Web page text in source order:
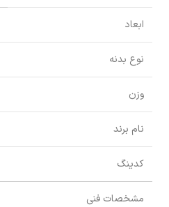
ابعاد
نوع بدنه
وزن
نام برند
کدینگ
مشخصات فنی